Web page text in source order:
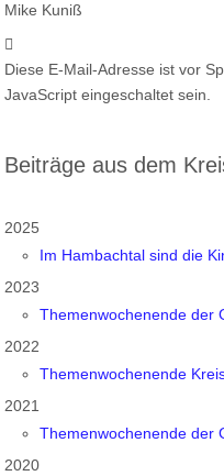
Mike Kuniß
Diese E-Mail-Adresse ist vor
JavaScript eingeschaltet sein.
Beiträge aus dem
2025
Im Hambachtal sind die
2023
Themenwochenende der
2022
Themenwochenende
2021
Themenwochenende der
2020